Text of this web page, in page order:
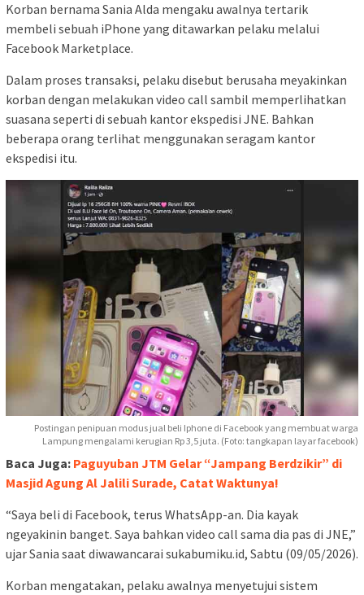
Korban bernama Sania Alda mengaku awalnya tertarik
membeli sebuah iPhone yang ditawarkan pelaku melalui
Facebook Marketplace.
Dalam proses transaksi, pelaku disebut berusaha meyakinkan
korban dengan melakukan video call sambil memperlihatkan
suasana seperti di sebuah kantor ekspedisi JNE. Bahkan
beberapa orang terlihat menggunakan seragam kantor
ekspedisi itu.
Postingan penipuan modus jual beli Iphone di Facebook yang membuat warga
Lampung mengalami kerugian Rp 3,5 juta. (Foto: tangkapan layar facebook)
Baca Juga: Paguyuban JTM Gelar “Jampang Berdzikir” di
Masjid Agung Al Jalili Surade, Catat Waktunya!
“Saya beli di Facebook, terus WhatsApp-an. Dia kayak
ngeyakinin banget. Saya bahkan video call sama dia pas di JNE,”
ujar Sania saat diwawancarai sukabumiku.id, Sabtu (09/05/2026).
Korban mengatakan, pelaku awalnya menyetujui sistem